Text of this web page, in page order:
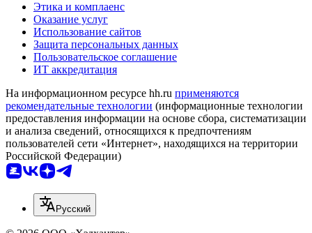
Этика и комплаенс
Оказание услуг
Использование сайтов
Защита персональных данных
Пользовательское соглашение
ИТ аккредитация
На информационном ресурсе hh.ru применяются
рекомендательные технологии (информационные технологии
предоставления информации на основе сбора, систематизации
и анализа сведений, относящихся к предпочтениям
пользователей сети «Интернет», находящихся на территории
Российской Федерации)
Русский